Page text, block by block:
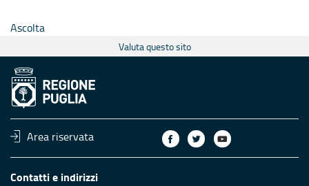
Ascolta
Valuta questo sito
Area riservata
Contatti e indirizzi